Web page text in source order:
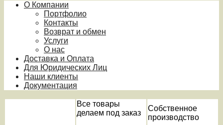
О Компании
Портфолио
Контакты
Возврат и обмен
Услуги
О нас
Доставка и Оплата
Для Юридических Лиц
Наши клиенты
Документация
Все товары
делаем под заказ
Собственное
производство